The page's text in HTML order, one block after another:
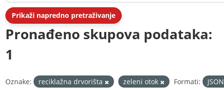
Prikaži napredno pretraživanje
Pronađeno skupova podataka:
1
Oznake: reciklažna drvorišta zeleni otok Formati: JSON